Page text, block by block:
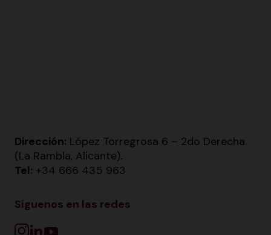
Dirección: López Torregrosa 6 – 2do Derecha.
(La Rambla, Alicante).
Tel: +34 666 435 963
Síguenos en las redes